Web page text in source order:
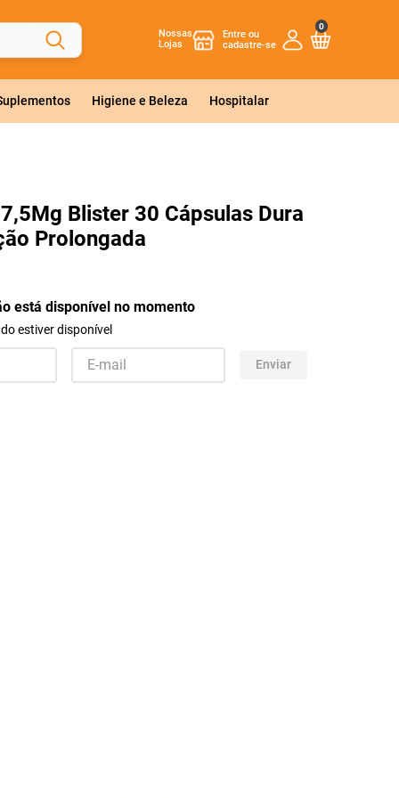
Nossas
Lojas
0
Higiene e Beleza Hospitalar
Blister 30 Cápsulas Dura
Prolongada
está disponível no momento
estiver disponível
Enviar